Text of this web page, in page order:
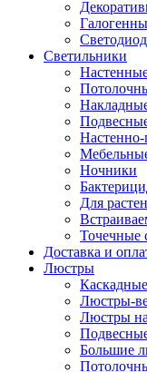
Светильники
Ночники
Для
Точечные
Доставка и
Люстры
Каскадные
Люстры-
Люстры
Большие